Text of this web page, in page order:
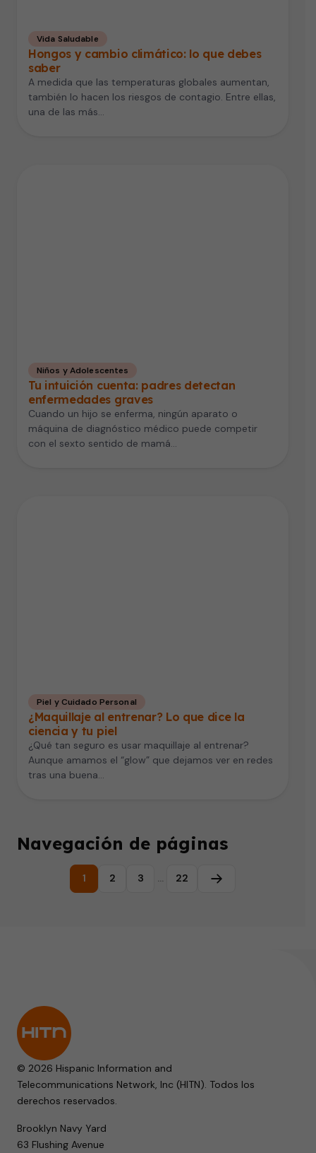
Vida Saludable
Hongos y cambio climático: lo que debes
saber
A medida que las temperaturas globales aumentan,
también lo hacen los riesgos de contagio. Entre ellas,
una de las más…
Niños y Adolescentes
Tu intuición cuenta: padres detectan
enfermedades graves
Cuando un hijo se enferma, ningún aparato o
máquina de diagnóstico médico puede competir
con el sexto sentido de mamá…
Piel y Cuidado Personal
¿Maquillaje al entrenar? Lo que dice la
ciencia y tu piel
¿Qué tan seguro es usar maquillaje al entrenar?
Aunque amamos el “glow” que dejamos ver en redes
tras una buena…
Navegación de páginas
1 2 3 … 22 Página siguiente
© 2026 Hispanic Information and
Telecommunications Network, Inc (HITN). Todos los
derechos reservados.
Brooklyn Navy Yard
63 Flushing Avenue